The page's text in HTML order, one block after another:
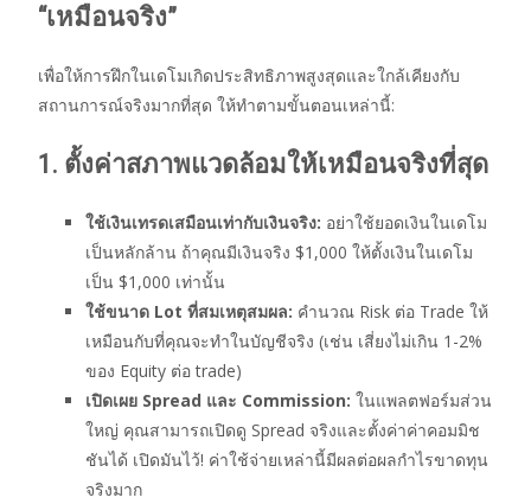
“เหมือนจริง”
เพื่อให้การฝึกในเดโมเกิดประสิทธิภาพสูงสุดและใกล้เคียงกับ
สถานการณ์จริงมากที่สุด ให้ทำตามขั้นตอนเหล่านี้:
1. ตั้งค่าสภาพแวดล้อมให้เหมือนจริงที่สุด
ใช้เงินเทรดเสมือนเท่ากับเงินจริง: อย่าใช้ยอดเงินในเดโม
เป็นหลักล้าน ถ้าคุณมีเงินจริง $1,000 ให้ตั้งเงินในเดโม
เป็น $1,000 เท่านั้น
ใช้ขนาด Lot ที่สมเหตุสมผล: คำนวณ Risk ต่อ Trade ให้
เหมือนกับที่คุณจะทำในบัญชีจริง (เช่น เสี่ยงไม่เกิน 1-2%
ของ Equity ต่อ trade)
เปิดเผย Spread และ Commission: ในแพลตฟอร์มส่วน
ใหญ่ คุณสามารถเปิดดู Spread จริงและตั้งค่าค่าคอมมิช
ชันได้ เปิดมันไว้! ค่าใช้จ่ายเหล่านี้มีผลต่อผลกำไรขาดทุน
จริงมาก